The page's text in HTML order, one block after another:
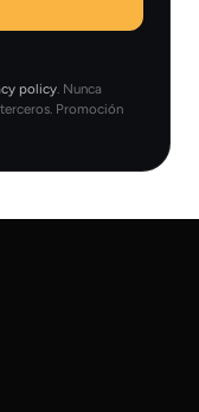
policy . Nunca
Promoción